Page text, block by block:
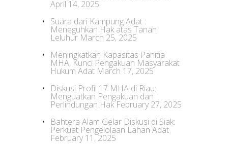
April 14, 2025
Suara dari Kampung Adat :
Meneguhkan Hak atas Tanah
Leluhur March 25, 2025
Meningkatkan Kapasitas Panitia
MHA, Kunci Pengakuan Masyarakat
Hukum Adat March 17, 2025
Diskusi Profil 17 MHA di Riau:
Menguatkan Pengakuan dan
Perlindungan Hak February 27, 2025
Bahtera Alam Gelar Diskusi di Siak:
Perkuat Pengelolaan Lahan Adat
February 11, 2025